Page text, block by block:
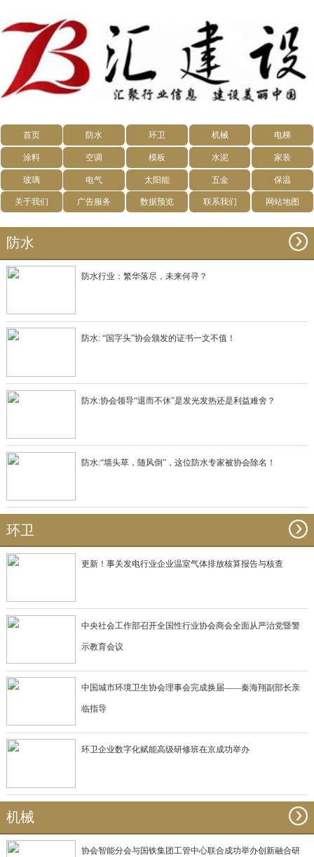
首页 防水 环卫 机械 电梯
涂料 空调 模板 水泥 家装
玻璃 电气 太阳能 五金 保温
关于我们 广告服务 数据预览 联系我们 网站地图
防水
防水行业：繁华落尽，未来何寻？
防水: “国字头”协会颁发的证书一文不值！
防水:协会领导“退而不休”是发光发热还是利益难舍？
防水:“墙头草，随风倒”，这位防水专家被协会除名！
环卫
更新！事关发电行业企业温室气体排放核算报告与核查
中央社会工作部召开全国性行业协会商会全面从严治党暨警
示教育会议
中国城市环境卫生协会理事会完成换届——秦海翔副部长亲
临指导
环卫企业数字化赋能高级研修班在京成功举办
机械
协会智能分会与国铁集团工管中心联合成功举办创新融合研